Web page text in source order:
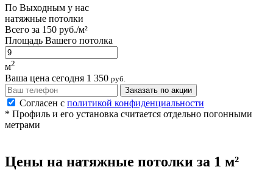
По Выходным у нас
натяжные потолки
Всего за 150 руб./м²
Площадь Вашего потолка
м2
Ваша цена сегодня 1 350 руб.
Заказать по акции
Согласен с политикой конфиденциальности
* Профиль и его установка считается отдельно погонными
метрами
Цены на натяжные потолки за 1 м²